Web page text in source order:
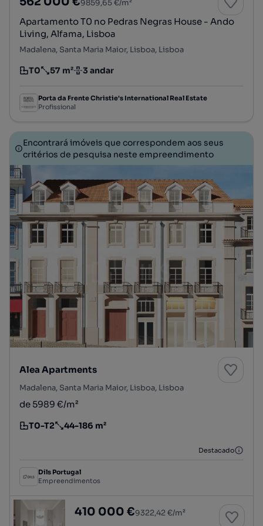
9859,65 €/m²
Apartamento T0 no Pedras Negras House - Ando
Living, Alfama, Lisboa
Madalena, Santa Maria Maior, Lisboa, Lisboa
Tipologia
T0
Preço por metro quadrado
57 m²
Andar 3 andar
Porta da Frente Christie's International Real Estate
Profissional
Encontrará imóveis que correspondem aos seus
critérios de pesquisa neste empreendimento
Alea Apartments
Madalena, Santa Maria Maior, Lisboa, Lisboa
de 5989 €/m²
Tipologia
T0-T2
Preço por metro quadrado
44-186 m²
Destacado
Dils Portugal
Empreendimentos
Apartamento T0 num novo empreendimento
410 000 €9322,42 €/m²